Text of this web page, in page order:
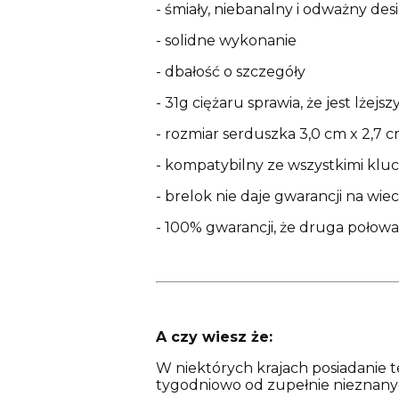
- śmiały, niebanalny i odważny
- solidne wykonanie
- dbałość o szczegóły
- 31g ciężaru sprawia, że jest
- rozmiar serduszka 3,0 cm x 2,7
- kompatybilny ze wszystkimi
- brelok nie daje gwarancji na
- 100% gwarancji, że druga
A czy wiesz że:
W niektórych krajach posiadanie
tygodniowo od zupełnie